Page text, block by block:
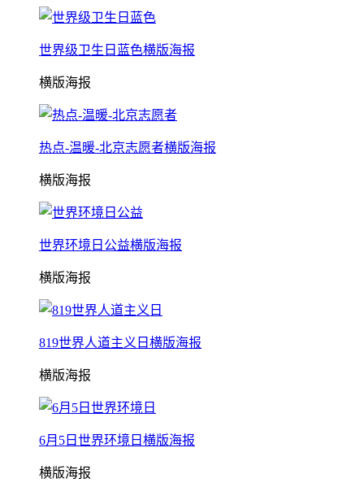
世界级卫生日蓝色横版海报
横版海报
热点-温暖-北京志愿者横版海报
横版海报
世界环境日公益横版海报
横版海报
819世界人道主义日横版海报
横版海报
6月5日世界环境日横版海报
横版海报